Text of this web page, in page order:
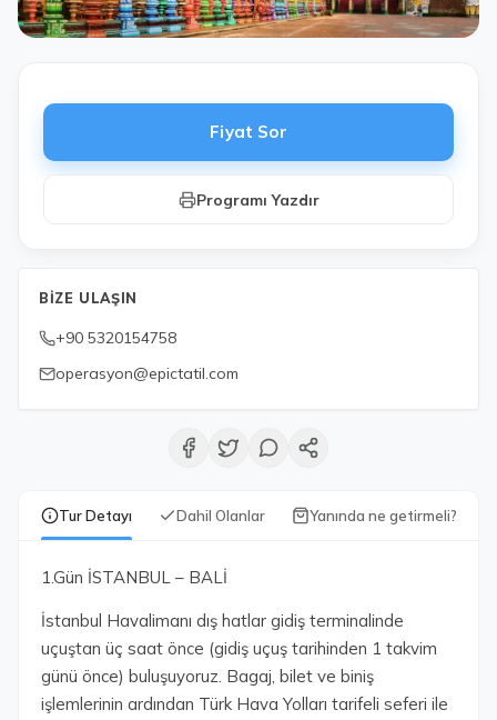
Tur Detayı Dahil Olanlar Yanında ne getirmeli?
1.Gün İSTANBUL – BALİ
İstanbul Havalimanı dış hatlar gidiş terminalinde
uçuştan üç saat önce (gidiş uçuş tarihinden 1 takvim
günü önce) buluşuyoruz. Bagaj, bilet ve biniş
işlemlerinin ardından Türk Hava Yolları tarifeli seferi ile
Fiyat Sor
Programı Yazdır
BIZE ULAŞIN
+90 5320154758
operasyon@epictatil.com